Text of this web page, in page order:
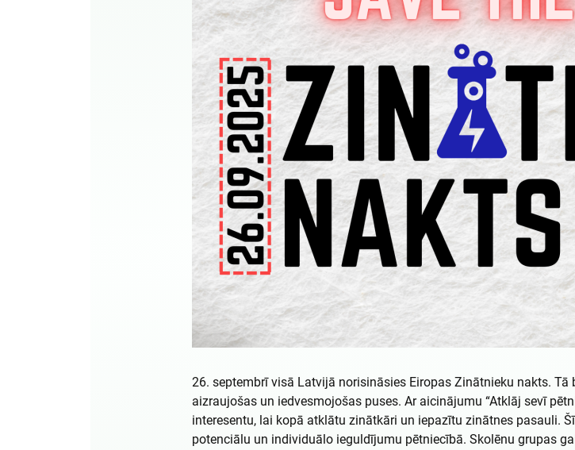
26. septembrī visā Latvijā norisināsies Eiropas Zinātnieku nakts.
aizraujošas un iedvesmojošas puses. Ar aicinājumu “Atklāj sevī
interesentu, lai kopā atklātu zinātkāri un iepazītu zinātnes pasauli.
potenciālu un individuālo ieguldījumu pētniecībā. Skolēnu grupas